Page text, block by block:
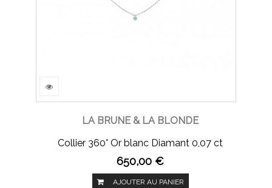
LA BRUNE & LA BLONDE
Collier 360° Or blanc Diamant 0,07 ct
650,00 €
AJOUTER AU PANIER